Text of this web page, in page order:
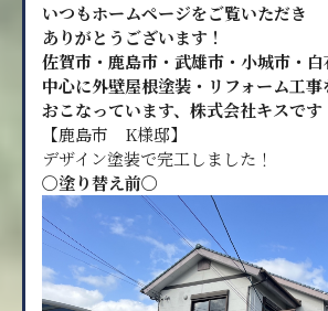
いつもホームページをご覧いただき
ありがとうございます！
佐賀市・鹿島市・武雄市・小城市・
中心に外壁屋根塗装・リフォーム工事
おこなっています、株式会社キスです
【鹿島市 K様邸】
デザイン塗装で完工しました！
〇塗り替え前〇